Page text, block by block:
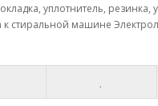
уплотнитель, резинка,
к стиральной машине